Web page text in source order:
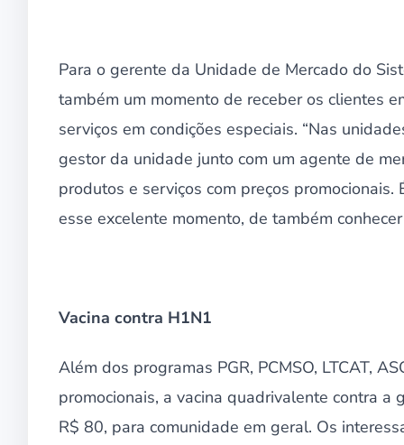
Para o gerente da Unidade de Mercado do
também um momento de receber os clientes
serviços em condições especiais. “Nas
gestor da unidade junto com um agente de
produtos e serviços com preços
esse excelente momento, de também
Vacina contra H1N1
Além dos programas PGR, PCMSO, LTCAT,
promocionais, a vacina quadrivalente contra
R$ 80, para comunidade em geral. Os